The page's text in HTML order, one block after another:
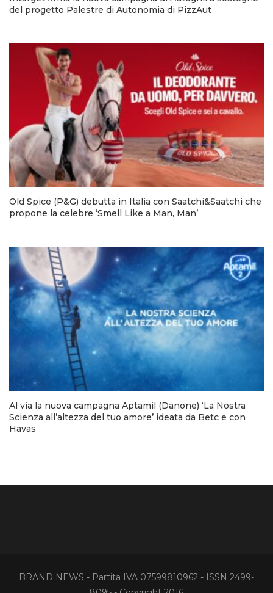
del progetto Palestre di Autonomia di PizzAut
Old Spice (P&G) debutta in Italia con Saatchi&Saatchi che
propone la celebre ‘Smell Like a Man, Man’
Al via la nuova campagna Aptamil (Danone) ‘La Nostra
Scienza all’altezza del tuo amore’ ideata da Betc e con
Havas
BRAND NEWS - Partita IVA 07599810962 - ISSN 2499-